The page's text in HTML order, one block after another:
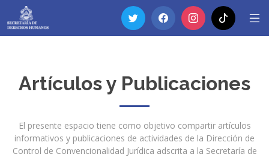
Artículos y Publicaciones
El presente espacio tiene como objetivo compartir artículos
informativos y publicaciones de actividades de la Dirección de
Control de Convencionalidad Jurídica adscrita a la Secretaría de